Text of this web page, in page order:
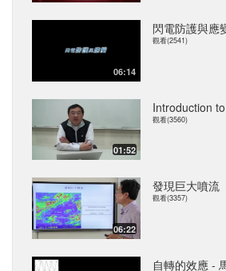
06:14
閃電防護與應
觀看(2541)
01:52
Introduction
觀看(3560)
06:22
發現巨大噴流
觀看(3357)
自轉的效應 -